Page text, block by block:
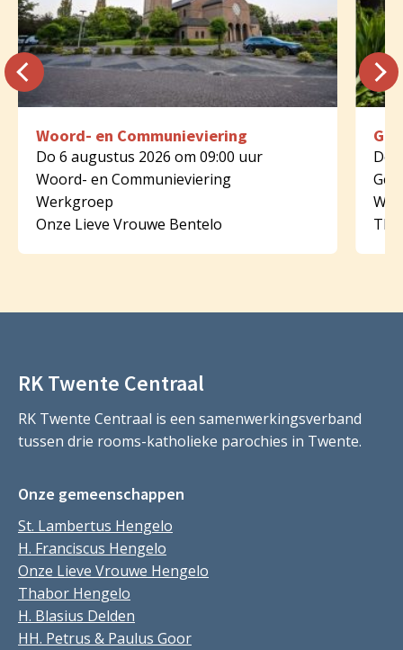
Woord- en Communieviering
Do 6 augustus 2026 om 09:00 uur
Woord- en Communieviering
Werkgroep
Onze Lieve Vrouwe Bentelo
Do
RK Twente Centraal
RK Twente Centraal is een samenwerkingsverband
tussen drie rooms-katholieke parochies in Twente.
Onze gemeenschappen
St. Lambertus Hengelo
H. Franciscus Hengelo
Onze Lieve Vrouwe Hengelo
Thabor Hengelo
H. Blasius Delden
HH. Petrus & Paulus Goor